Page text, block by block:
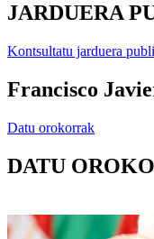
JARDUERA
Kontsultatu jarduera
Francisco
Datu orokorrak
DATU